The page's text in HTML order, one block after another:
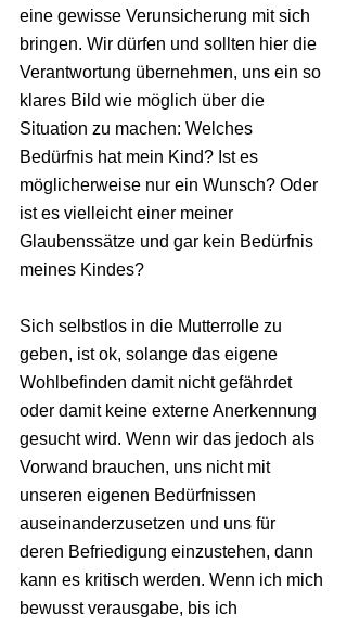
eine gewisse Verunsicherung mit sich
bringen. Wir dürfen und sollten hier die
Verantwortung übernehmen, uns ein so
klares Bild wie möglich über die
Situation zu machen: Welches
Bedürfnis hat mein Kind? Ist es
möglicherweise nur ein Wunsch? Oder
ist es vielleicht einer meiner
Glaubenssätze und gar kein Bedürfnis
meines Kindes?
Sich selbstlos in die Mutterrolle zu
geben, ist ok, solange das eigene
Wohlbefinden damit nicht gefährdet
oder damit keine externe Anerkennung
gesucht wird. Wenn wir das jedoch als
Vorwand brauchen, uns nicht mit
unseren eigenen Bedürfnissen
auseinanderzusetzen und uns für
deren Befriedigung einzustehen, dann
kann es kritisch werden. Wenn ich mich
bewusst verausgabe, bis ich